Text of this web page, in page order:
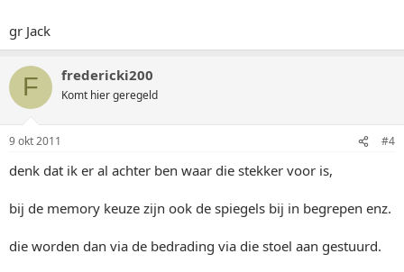
gr Jack
F fredericki200
Komt hier geregeld
9 okt 2011 #4
denk dat ik er al achter ben waar die stekker voor is,
bij de memory keuze zijn ook de spiegels bij in begrepen enz.
die worden dan via de bedrading via die stoel aan gestuurd.